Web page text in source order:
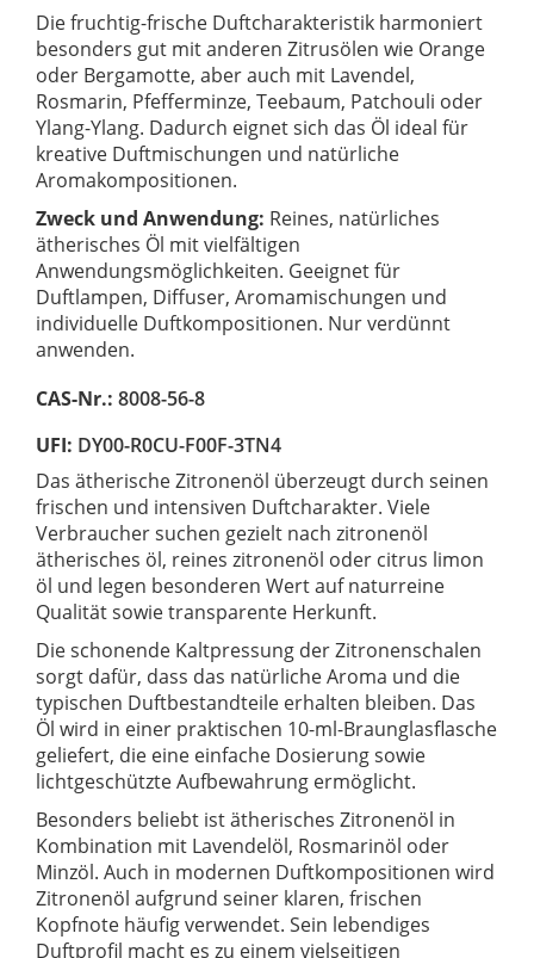
Die fruchtig-frische Duftcharakteristik harmoniert
besonders gut mit anderen Zitrusölen wie Orange
oder Bergamotte, aber auch mit Lavendel,
Rosmarin, Pfefferminze, Teebaum, Patchouli oder
Ylang-Ylang. Dadurch eignet sich das Öl ideal für
kreative Duftmischungen und natürliche
Aromakompositionen.
Zweck und Anwendung: Reines, natürliches
ätherisches Öl mit vielfältigen
Anwendungsmöglichkeiten. Geeignet für
Duftlampen, Diffuser, Aromamischungen und
individuelle Duftkompositionen. Nur verdünnt
anwenden.
CAS-Nr.: 8008-56-8
UFI: DY00-R0CU-F00F-3TN4
Das ätherische Zitronenöl überzeugt durch seinen
frischen und intensiven Duftcharakter. Viele
Verbraucher suchen gezielt nach zitronenöl
ätherisches öl, reines zitronenöl oder citrus limon
öl und legen besonderen Wert auf naturreine
Qualität sowie transparente Herkunft.
Die schonende Kaltpressung der Zitronenschalen
sorgt dafür, dass das natürliche Aroma und die
typischen Duftbestandteile erhalten bleiben. Das
Öl wird in einer praktischen 10-ml-Braunglasflasche
geliefert, die eine einfache Dosierung sowie
lichtgeschützte Aufbewahrung ermöglicht.
Besonders beliebt ist ätherisches Zitronenöl in
Kombination mit Lavendelöl, Rosmarinöl oder
Minzöl. Auch in modernen Duftkompositionen wird
Zitronenöl aufgrund seiner klaren, frischen
Kopfnote häufig verwendet. Sein lebendiges
Duftprofil macht es zu einem vielseitigen